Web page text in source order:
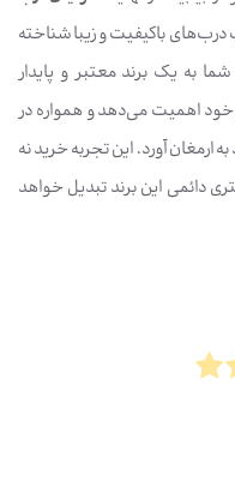
درب‌های باکیفیت و زیبا شناخته
به یک برند معتبر و پایدار
اهمیت می‌دهد و همواره در
ارمغان آورد. این تجربه خرید نه
دائمی این برند تبدیل خواهد